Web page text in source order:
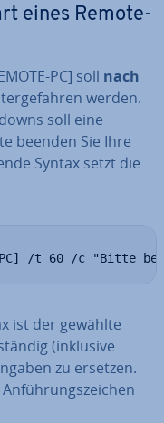
eines Remote-
PC] soll nach
werden.
soll eine
beenden Sie Ihre
Syntax setzt die
PC] /t 60 /c "Bitte
ist der gewählte
(inklusive
zu ersetzen.